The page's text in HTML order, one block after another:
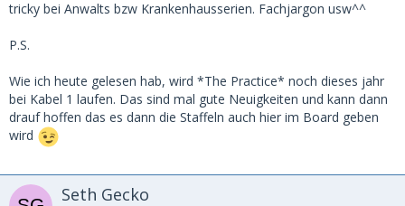
tricky bei Anwalts bzw Krankenhausserien. Fachjargon usw^^
P.S.
Wie ich heute gelesen hab, wird *The Practice* noch dieses jahr
bei Kabel 1 laufen. Das sind mal gute Neuigkeiten und kann dann
drauf hoffen das es dann die Staffeln auch hier im Board geben
wird
Seth Gecko